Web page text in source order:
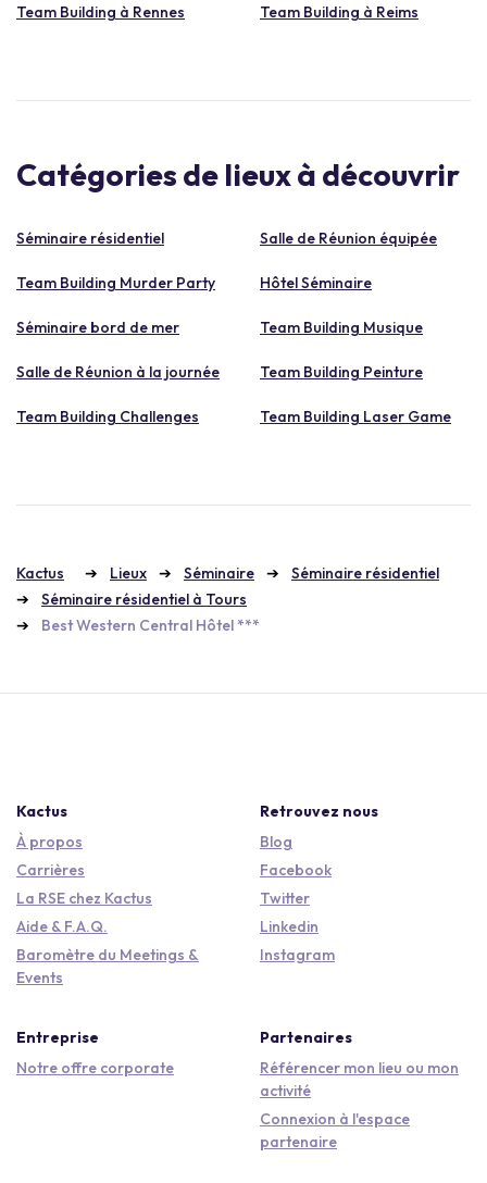
Team Building à Rennes Team Building à Reims
Catégories de lieux à découvrir
Séminaire résidentiel Salle de Réunion équipée
Team Building Murder Party Hôtel Séminaire
Séminaire bord de mer Team Building Musique
Salle de Réunion à la journée Team Building Peinture
Team Building Challenges Team Building Laser Game
Kactus Lieux Séminaire
Séminaire résidentiel
Séminaire résidentiel à Tours
Best Western Central Hôtel ***
Kactus
À propos
Carrières
La RSE chez Kactus
Aide & F.A.Q.
Baromètre du Meetings &
Events
Retrouvez nous
Blog
Facebook
Twitter
Linkedin
Instagram
Entreprise
Notre offre corporate
Partenaires
Référencer mon lieu ou mon
activité
Connexion à l'espace
partenaire